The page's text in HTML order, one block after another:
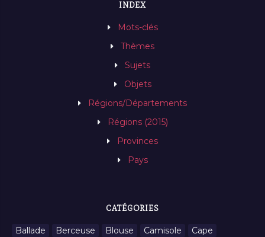
INDEX
Mots-clés
Thèmes
Sujets
Objets
Régions/Départements
Régions (2015)
Provinces
Pays
CATÉGORIES
Ballade Berceuse Blouse Camisole
Cape